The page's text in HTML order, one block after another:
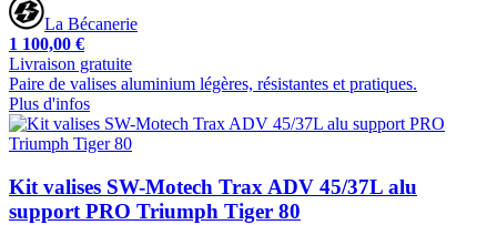
La Bécanerie
1 100,00 €
Livraison gratuite
Paire de valises aluminium légères, résistantes et pratiques.
Plus d'infos
Kit valises SW-Motech Trax ADV 45/37L alu
support PRO Triumph Tiger 80